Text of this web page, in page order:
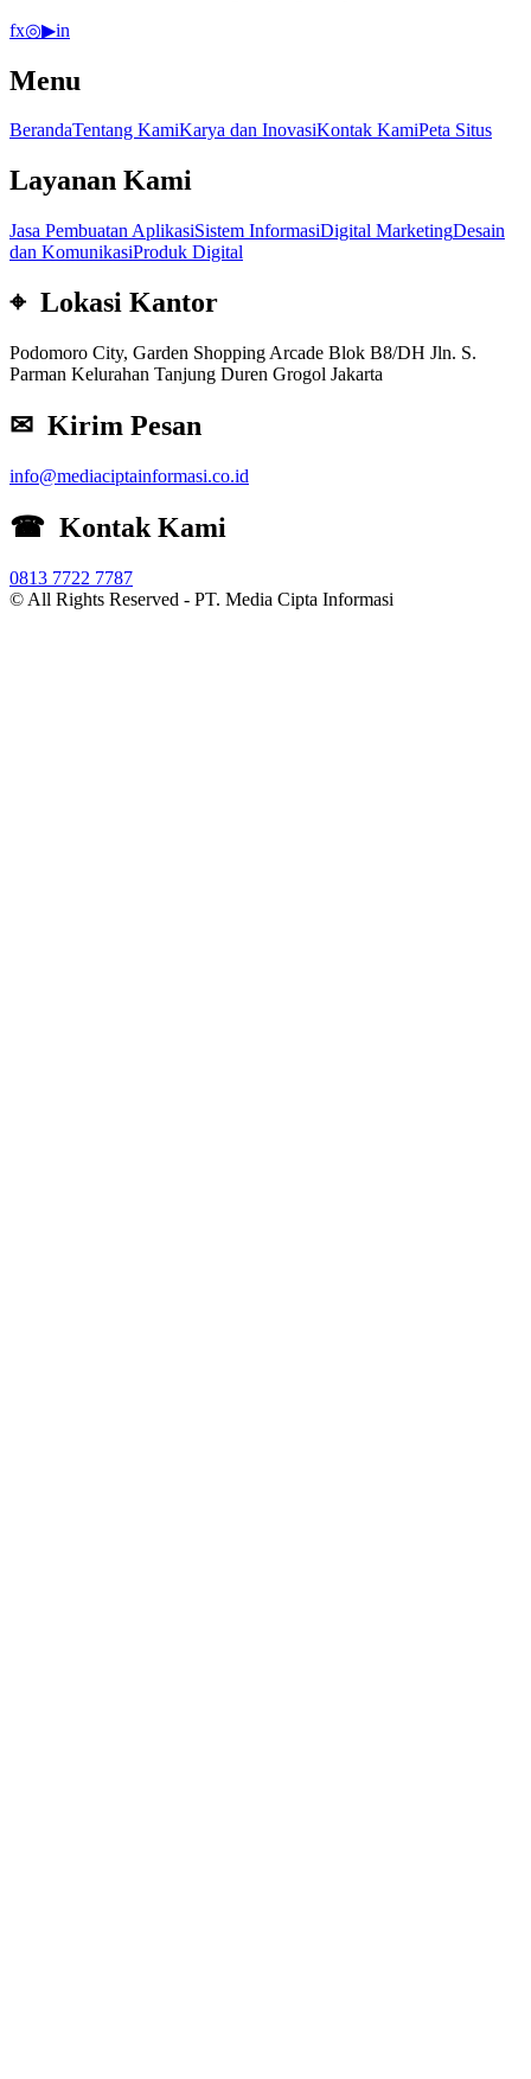
fx◎▶in
Menu
BerandaTentang KamiKarya dan InovasiKontak KamiPeta Situs
Layanan Kami
Jasa Pembuatan AplikasiSistem InformasiDigital MarketingDesain
dan KomunikasiProduk Digital
⌖ Lokasi Kantor
Podomoro City, Garden Shopping Arcade Blok B8/DH Jln. S.
Parman Kelurahan Tanjung Duren Grogol Jakarta
✉ Kirim Pesan
info@mediaciptainformasi.co.id
☎ Kontak Kami
0813 7722 7787
© All Rights Reserved - PT. Media Cipta Informasi